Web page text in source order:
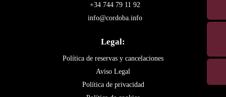
+34 744 79 11 92
info@cordoba.info
Legal:
Política de reservas y cancelaciones
Aviso Legal
Política de privacidad